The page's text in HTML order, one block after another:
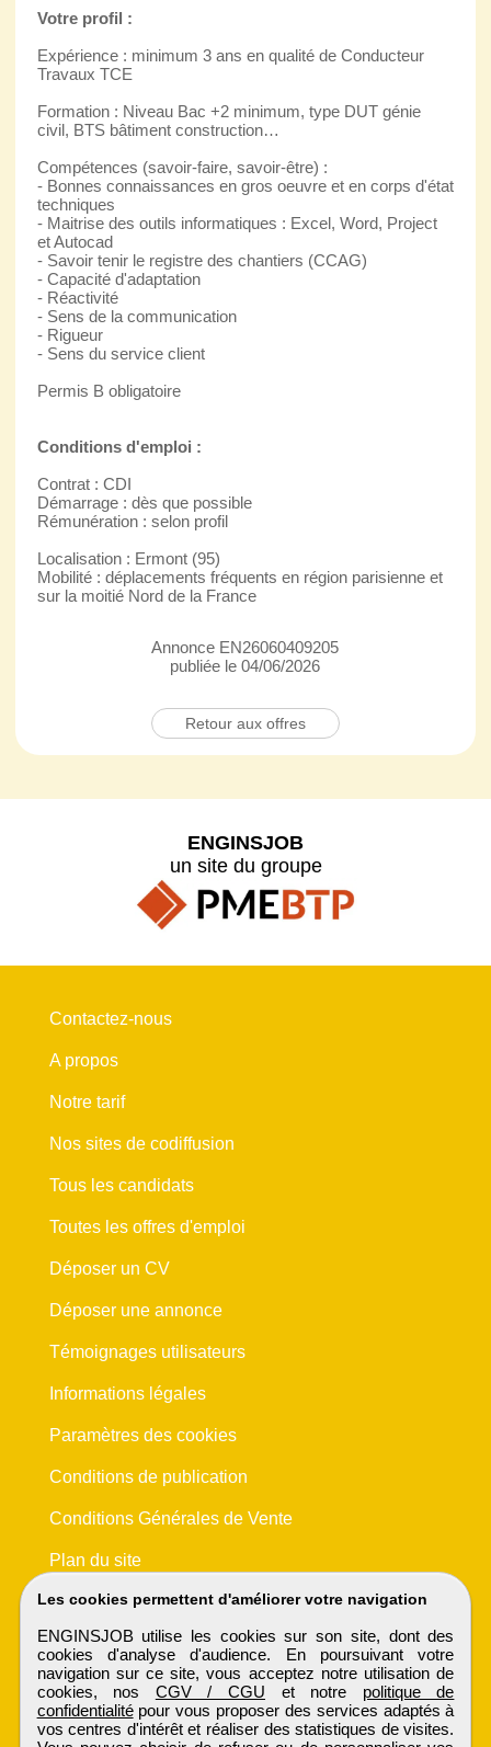
Votre profil :
Expérience : minimum 3 ans en qualité de Conducteur
Travaux TCE
Formation : Niveau Bac +2 minimum, type DUT génie
civil, BTS bâtiment construction…
Compétences (savoir-faire, savoir-être) :
- Bonnes connaissances en gros oeuvre et en corps d'état
techniques
- Maitrise des outils informatiques : Excel, Word, Project
et Autocad
- Savoir tenir le registre des chantiers (CCAG)
- Capacité d'adaptation
- Réactivité
- Sens de la communication
- Rigueur
- Sens du service client
Permis B obligatoire
Conditions d'emploi :
Contrat : CDI
Démarrage : dès que possible
Rémunération : selon profil
Localisation : Ermont (95)
Mobilité : déplacements fréquents en région parisienne et
sur la moitié Nord de la France
Annonce EN26060409205
publiée le 04/06/2026
Retour aux offres
Les cookies permettent d'améliorer votre navigation
ENGINSJOB utilise les cookies sur son site, dont des
cookies d'analyse d'audience. En poursuivant votre
navigation sur ce site, vous acceptez notre utilisation de
cookies, nos CGV / CGU et notre politique de
confidentialitépour vous proposer des services adaptés à
vos centres d'intérêt et réaliser des statistiques de visites.
ENGINSJOB
un site du groupe
Contactez-nous
A propos
Notre tarif
Nos sites de codiffusion
Tous les candidats
Toutes les offres d'emploi
Déposer un CV
Déposer une annonce
Témoignages utilisateurs
Informations légales
Paramètres des cookies
Conditions de publication
Conditions Générales de Vente
Plan du site